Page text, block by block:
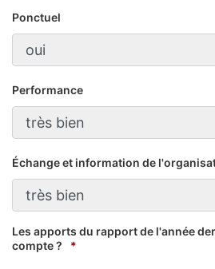
Ponctuel
Performance
Échange et information de
Les apports du rapport de l'année
compte ?
*